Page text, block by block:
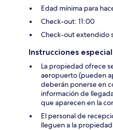
Edad mínima para
Check-out: 11:00
Check-out extendido
Instrucciones
La propiedad ofrece
aeropuerto (pueden
deberán ponerse en
información de
que aparecen en la
El personal de
lleguen a la